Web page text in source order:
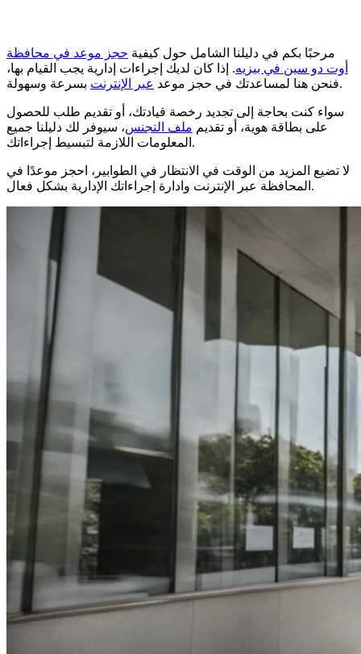
مرحبًا بكم في دليلنا الشامل حول كيفية حجز موعد في محافظة
أوت دو سين في بيزيه. إذا كان لديك إجراءات إدارية يجب القيام بها،
فنحن هنا لمساعدتك في حجز موعد عبر الإنترنت بسرعة وسهولة.
سواء كنت بحاجة إلى تجديد رخصة قيادتك، أو تقديم طلب للحصول
على بطاقة هوية، أو تقديم ملف التجنس، سيوفر لك دليلنا جميع
المعلومات اللازمة لتبسيط إجراءاتك.
لا تضيع المزيد من الوقت في الانتظار في الطوابير، احجز موعدًا في
المحافظة عبر الإنترنت وادارة إجراءاتك الإدارية بشكل فعال.